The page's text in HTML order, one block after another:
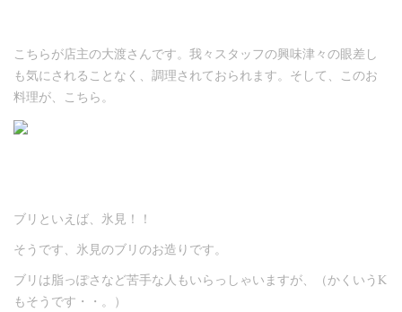
こちらが店主の大渡さんです。我々スタッフの興味津々の眼差し
も気にされることなく、調理されておられます。そして、このお
料理が、こちら。
ブリといえば、氷見！！
そうです、氷見のブリのお造りです。
ブリは脂っぽさなど苦手な人もいらっしゃいますが、（かくいうK
もそうです・・。）